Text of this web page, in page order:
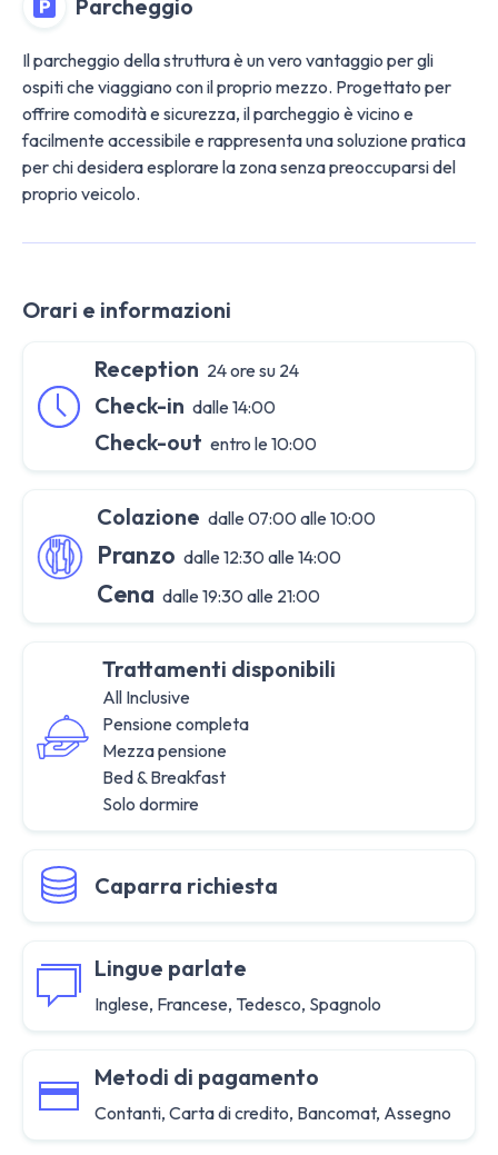
Parcheggio
Il parcheggio della struttura è un vero vantaggio per gli
ospiti che viaggiano con il proprio mezzo. Progettato per
offrire comodità e sicurezza, il parcheggio è vicino e
facilmente accessibile e rappresenta una soluzione pratica
per chi desidera esplorare la zona senza preoccuparsi del
proprio veicolo.
Orari e informazioni
Reception 24 ore su 24
Check-in dalle 14:00
Check-out entro le 10:00
Colazione dalle 07:00 alle 10:00
Pranzo dalle 12:30 alle 14:00
Cena dalle 19:30 alle 21:00
Trattamenti disponibili
All Inclusive
Pensione completa
Mezza pensione
Bed & Breakfast
Solo dormire
Caparra richiesta
Lingue parlate
Inglese, Francese, Tedesco, Spagnolo
Metodi di pagamento
Contanti, Carta di credito, Bancomat, Assegno